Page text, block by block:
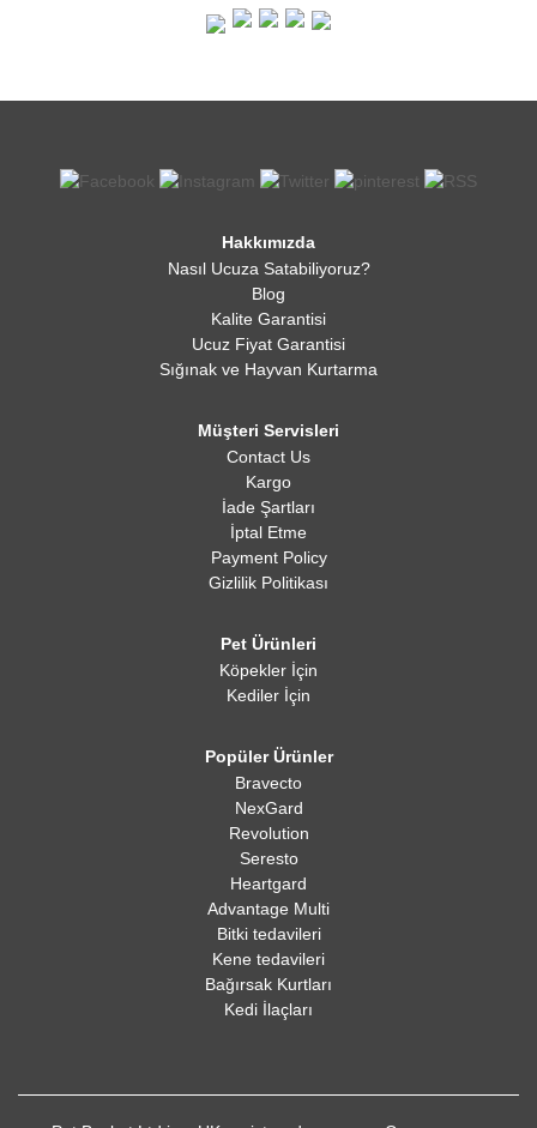
Hakkımızda
Nasıl Ucuza Satabiliyoruz?
Blog
Kalite Garantisi
Ucuz Fiyat Garantisi
Sığınak ve Hayvan Kurtarma
Müşteri Servisleri
Contact Us
Kargo
İade Şartları
İptal Etme
Payment Policy
Gizlilik Politikası
Pet Ürünleri
Köpekler İçin
Kediler İçin
Popüler Ürünler
Bravecto
NexGard
Revolution
Seresto
Heartgard
Advantage Multi
Bitki tedavileri
Kene tedavileri
Bağırsak Kurtları
Kedi İlaçları